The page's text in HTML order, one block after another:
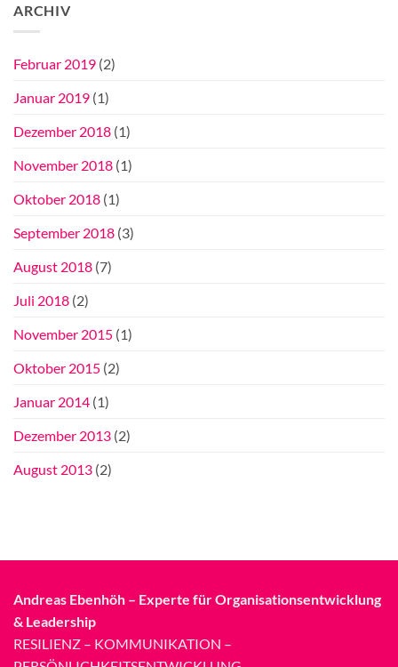
ARCHIV
Februar 2019 (2)
Januar 2019 (1)
Dezember 2018 (1)
November 2018 (1)
Oktober 2018 (1)
September 2018 (3)
August 2018 (7)
Juli 2018 (2)
November 2015 (1)
Oktober 2015 (2)
Januar 2014 (1)
Dezember 2013 (2)
August 2013 (2)
Andreas Ebenhöh – Experte für Organisationsentwicklung
& Leadership
RESILIENZ – KOMMUNIKATION –